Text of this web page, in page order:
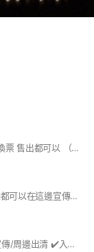
希望大家可以在社群裡面 彼此幫忙 互相換票 售出都可以 （杜絕黃牛 🐮）
歡迎進來交流！不管是應援分享還是生咖都可以在這邊宣傳！想交換小卡跟一些物品的都可以在這邊～（雖然是防彈，但不限任何團體） #BTS
💜阿米日常閒聊/演唱會/資訊交流/應援宣傳/周邊出清 ✔️入群必看記事本貼文 🈲宣傳其他代購❌不收伸手牌 🔅一位管理員YUNA🛍️兼職代購